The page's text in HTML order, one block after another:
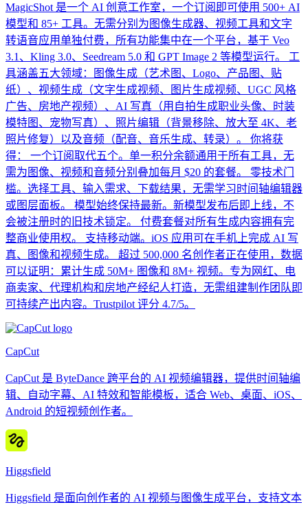
MagicShot 是一个 AI 创意工作室，一个订阅即可使用 500+ AI
模型和 85+ 工具。无需分别为图像生成器、视频工具和文字
转语音应用单独付费，所有功能集中在一个平台，基于 Veo
3.1、Kling 3.0、Seedream 5.0 和 GPT Image 2 等模型运行。 工
具涵盖五大领域：图像生成（艺术图、Logo、产品图、贴
纸）、视频生成（文字生成视频、图片生成视频、UGC 风格
广告、房地产视频）、AI 写真（用自拍生成职业头像、时装
模特图、宠物写真）、照片编辑（背景移除、放大至 4K、老
照片修复）以及音频（配音、音乐生成、转录）。 你将获
得： 一个订阅取代五个。单一积分余额通用于所有工具，无
需为图像、视频和音频分别叠加每月 $20 的套餐。 零技术门
槛。选择工具、输入需求、下载结果，无需学习时间轴编辑器
或图层面板。 模型始终保持最新。新模型发布后即上线，不
会被注册时的旧技术锁定。 付费套餐对所有生成内容拥有完
整商业使用权。 支持移动端。iOS 应用可在手机上完成 AI 写
真、图像和视频生成。 超过 500,000 名创作者正在使用，数据
可以证明：累计生成 50M+ 图像和 8M+ 视频。专为网红、电
商卖家、代理机构和房地产经纪人打造，无需组建制作团队即
可持续产出内容。Trustpilot 评分 4.7/5。
CapCut
CapCut 是 ByteDance 跨平台的 AI 视频编辑器，提供时间轴编
辑、自动字幕、AI 特效和智能模板，适合 Web、桌面、iOS、
Android 的短视频创作者。
Higgsfield
Higgsfield 是面向创作者的 AI 视频与图像生成平台，支持文本